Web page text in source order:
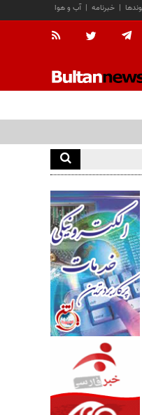
آب و هوا | خبرنامه |